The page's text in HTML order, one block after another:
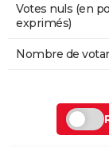
Votes nuls (en
exprimés)
Nombre de